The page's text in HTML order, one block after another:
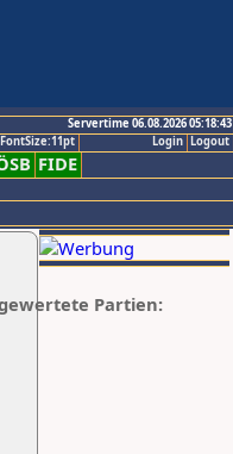
Servertime 06.08.2026 05:18:43
Logout
Login
FontSize:11pt
FIDE
gewertete Partien: